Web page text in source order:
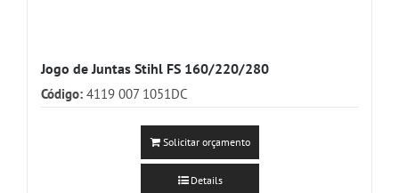
Jogo de Juntas Stihl FS 160/220/280
Código: 4119 007 1051DC
Solicitar orçamento
Details